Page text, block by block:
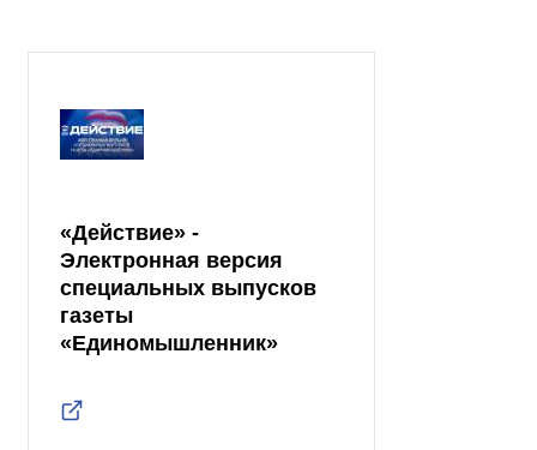
«Действие» -
Электронная версия
специальных выпусков
газеты
«Единомышленник»